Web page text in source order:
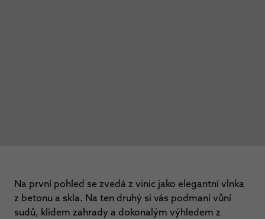
Na první pohled se zvedá z vinic jako elegantní vlnka
z betonu a skla. Na ten druhý si vás podmaní vůní
sudů, klidem zahrady a dokonalým výhledem z